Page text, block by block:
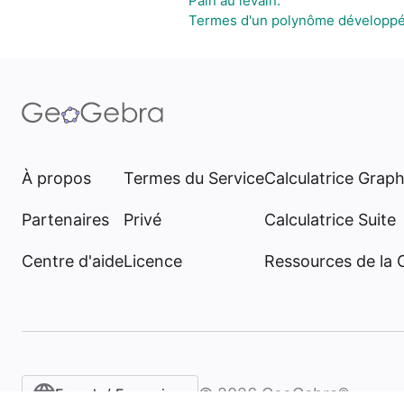
Termes d'un polynôme
À propos
Partenaires
Centre d'aide
Termes du Service
Privé
Licence
Calculatrice
Calculatrice Suite
Ressources de la
French / Français‎ © 2026 GeoGebra®